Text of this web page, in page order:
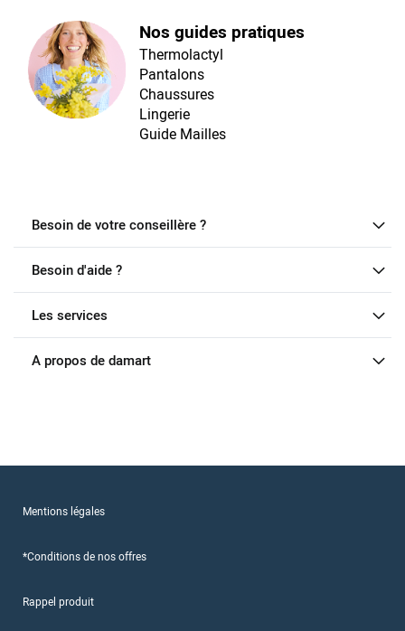
Nos guides pratiques
Thermolactyl
Pantalons
Chaussures
Lingerie
Guide Mailles
Besoin de votre conseillère ?
Besoin d'aide ?
Les services
A propos de damart
Mentions légales
*Conditions de nos offres
Rappel produit